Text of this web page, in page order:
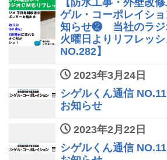
ゲル・コーポレイシ
知らせ❷ 当社のラジ
火曜日よりリフレッシ
NO.282】
2023年3月24日
シゲルくん通信
お知らせ
2023年2月22日
シゲルくん通信